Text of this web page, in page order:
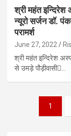
श्री महंत इन्दिरेश
न्यूरो सर्जन डॉ.
परामर्श
June 27, 2022
श्री महंत इन्दिरेश
से उमड़े पौड़ीवासी…
pagination
1